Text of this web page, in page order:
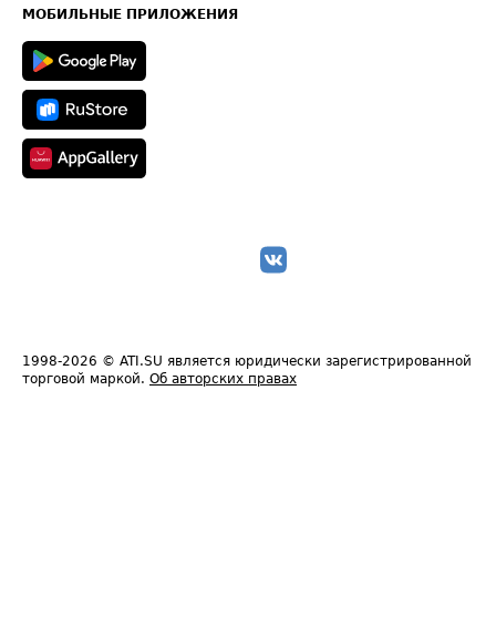
Техническая информация
МОБИЛЬНЫЕ ПРИЛОЖЕНИЯ
1998-2026 © ATI.SU является юридически зарегистрированной
торговой маркой. Об авторских правах